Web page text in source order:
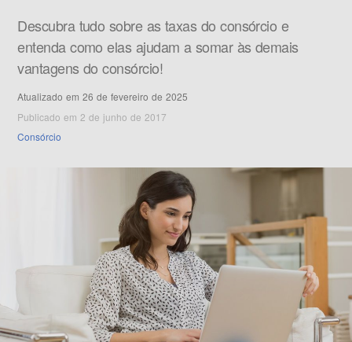
A Racon
Descubra tudo sobre as taxas do consórcio e
entenda como elas ajudam a somar às demais
vantagens do consórcio!
Atualizado em 26 de fevereiro de 2025
Publicado em 2 de junho de 2017
Consórcio